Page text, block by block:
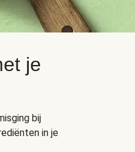
je
bij
in je